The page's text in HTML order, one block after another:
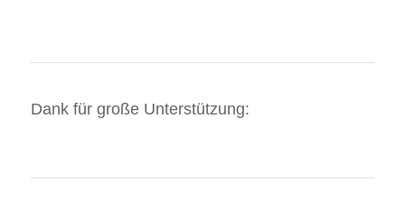
Dank für große Unterstützung: